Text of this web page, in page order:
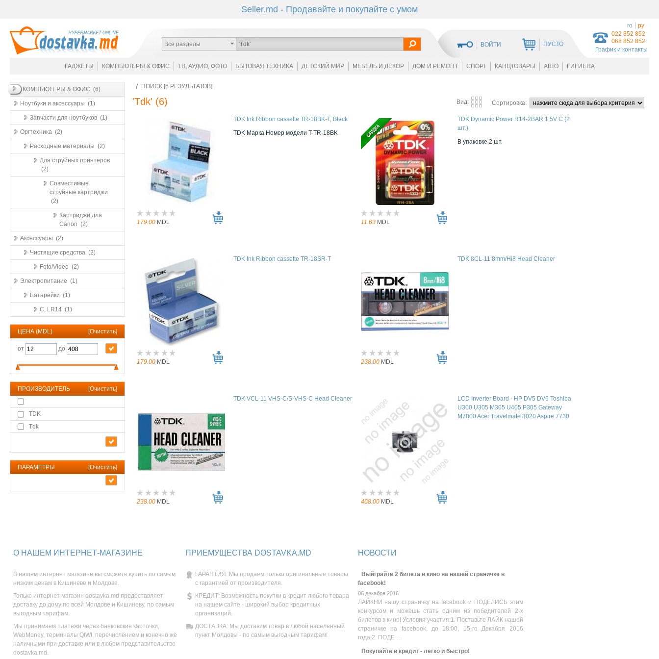
Seller.md - Продавайте и покупайте с умом
022 852 852
068 852 852
График и контакты
Все разделы ВОЙТИ ПУСТО
ro ру
ГАДЖЕТЫ КОМПЬЮТЕРЫ & ОФИС ТВ, АУДИО, ФОТО БЫТОВАЯ ТЕХНИКА ДЕТСКИЙ МИР МЕБЕЛЬ И ДЕКОР ДОМ И РЕМОНТ СПОРТ КАНЦТОВАРЫ АВТО ГИГИЕНА
КОМПЬЮТЕРЫ & ОФИС (6)
Ноутбуки и аксессуары (1)
Запчасти для ноутбуков (1)
Оргтехника (2)
Расходные материалы (2)
Для струйных принтеров
(2)
Совместимые
струйные картриджи
(2)
Картриджи для
Canon (2)
Аксессуары (2)
Чистящие средства (2)
Foto/Video (2)
Электропитание (1)
Батарейки (1)
C, LR14 (1)
ЦЕНА (MDL) [Очистить]
от до
ПРОИЗВОДИТЕЛЬ [Очистить]
TDK
Tdk
ПАРАМЕТРЫ [Очистить]
ПОИСК [6 РЕЗУЛЬТАТОВ]
'Tdk' (6) Вид: Сортировка:
179.00 MDL
TDK Ink Ribbon cassette TR-18BK-T, Black
TDK Марка Номер модели T-TR-18BK
11.63 MDL
TDK Dynamic Power R14-2BAR 1,5V C (2
шт.)
В упаковке 2 шт.
179.00 MDL
TDK Ink Ribbon cassette TR-18SR-T
238.00 MDL
TDK 8CL-11 8mm/Hi8 Head Cleaner
238.00 MDL
TDK VCL-11 VHS-C/S-VHS-C Head Cleaner
408.00 MDL
LCD Inverter Board - HP DV5 DV6 Toshiba
U300 U305 M305 U405 P305 Gateway
M7800 Acer Travelmate 3020 Aspire 7730
О НАШЕМ ИНТЕРНЕТ-МАГАЗИНЕ
В нашем интернет магазине вы сможете купить по самым
низким ценам в Кишиневе и Молдове.
Только интернет магазин dostavka.md предоставляет
доставку до дому по всей Молдове и Кишиневу, по самым
выгодным тарифам.
Мы принимаем платежи через банковские карточки,
WebMoney, терминалы QIWI, перечислением и конечно же
наличными при доставке или в любом представительстве
dostavka.md.
ПРИЕМУЩЕСТВА DOSTAVKA.MD
ГАРАНТИЯ: Мы продаем только оригинальные товары
с гарантией от производителя.
КРЕДИТ: Возможность покупки в кредит любого товара
на нашем сайте - широкий выбор кредитных
организаций.
ДОСТАВКА: Мы доставим товар в любой населенный
пункт Молдовы - по самым выгодным тарифам!
НОВОСТИ
Выйграйте 2 билета в кино на нашей страничке в
facebook!
06 декабря 2016
ЛАЙКНИ нашу страничку на facebook и ПОДЕЛИСЬ этим
конкурсом и можешь стать одним из победителей 2-х
билетов в кино! Условия участия:1. Поставьте ЛАЙК нашей
страничке на facebook, до 18:00, 15-го Декабря 2016
года;2. ПОДЕ …
Покупайте в кредит - легко и быстро!